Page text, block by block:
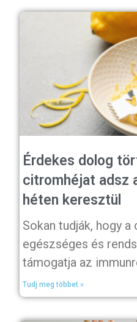
Érdekes dolog
citromhéjat adsz
héten keresztül
Sokan tudják, hogy
egészséges és
támogatja az
Tudj meg többet »